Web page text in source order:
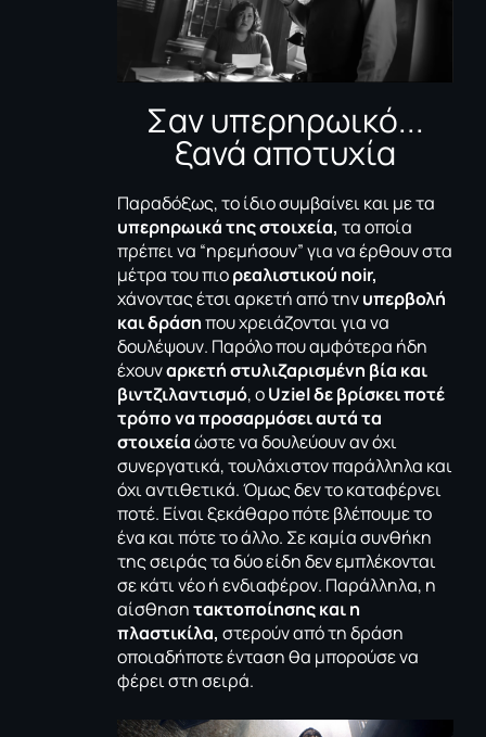
Σαν υπερηρωικό...
ξανά αποτυχία
Παραδόξως, το ίδιο συμβαίνει και με τα
υπερηρωικά της στοιχεία, τα οποία
πρέπει να “ηρεμήσουν” για να έρθουν στα
μέτρα του πιορεαλιστικού noir,
χάνοντας έτσι αρκετή από τηνυπερβολή
και δράσηπου χρειάζονται για να
δουλέψουν. Παρόλο που αμφότερα ήδη
έχουναρκετή στυλιζαρισμένη βία και
βιντζιλαντισμό, οUziel δε βρίσκει ποτέ
τρόπο να προσαρμόσει αυτά τα
στοιχείαώστε να δουλεύουν αν όχι
συνεργατικά, τουλάχιστον παράλληλα και
όχι αντιθετικά. Όμως δεν το καταφέρνει
ποτέ. Είναι ξεκάθαρο πότε βλέπουμε το
ένα και πότε το άλλο. Σε καμία συνθήκη
της σειράς τα δύο είδη δεν εμπλέκονται
σε κάτι νέο ή ενδιαφέρον. Παράλληλα, η
αίσθησητακτοποίησης και η
πλαστικίλα, στερούν από τη δράση
οποιαδήποτε ένταση θα μπορούσε να
φέρει στη σειρά.